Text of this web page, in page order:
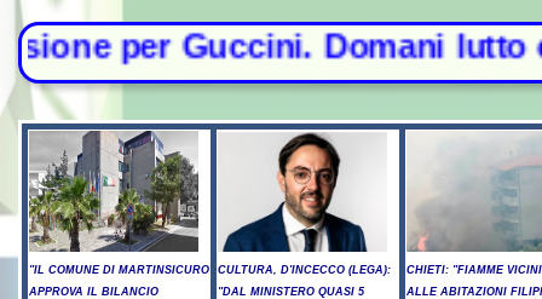
Domani lutto
"IL COMUNE DI MARTINSICURO
APPROVA IL BILANCIO
CULTURA, D'INCECCO (LEGA):
"DAL MINISTERO QUASI 5
CHIETI: "FIAMME
ALLE ABITAZIONI